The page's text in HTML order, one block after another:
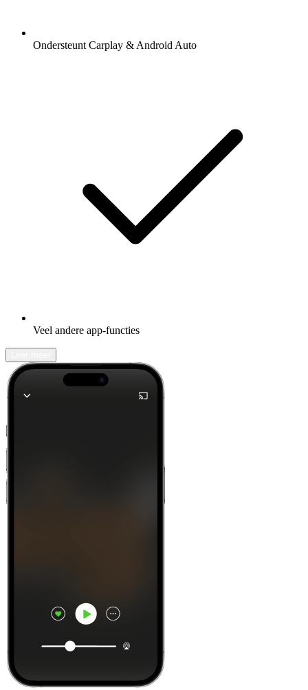
Ondersteunt Carplay & Android Auto
Veel andere app-functies